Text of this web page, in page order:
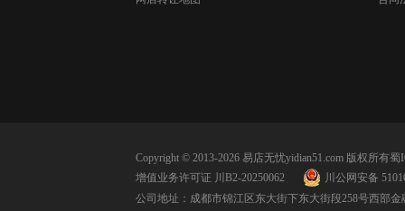
Copyright © 2013-2026 易店无忧yidian51.com 版权所有蜀
增值业务许可证 川B2-20250062
川公网安备
公司地址：成都市锦江区东大街下东大街段258号西部金